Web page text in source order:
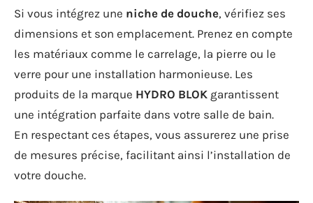
Si vous intégrez une niche de douche, vérifiez ses
dimensions et son emplacement. Prenez en compte
les matériaux comme le carrelage, la pierre ou le
verre pour une installation harmonieuse. Les
produits de la marque HYDRO BLOK garantissent
une intégration parfaite dans votre salle de bain.
En respectant ces étapes, vous assurerez une prise
de mesures précise, facilitant ainsi l’installation de
votre douche.